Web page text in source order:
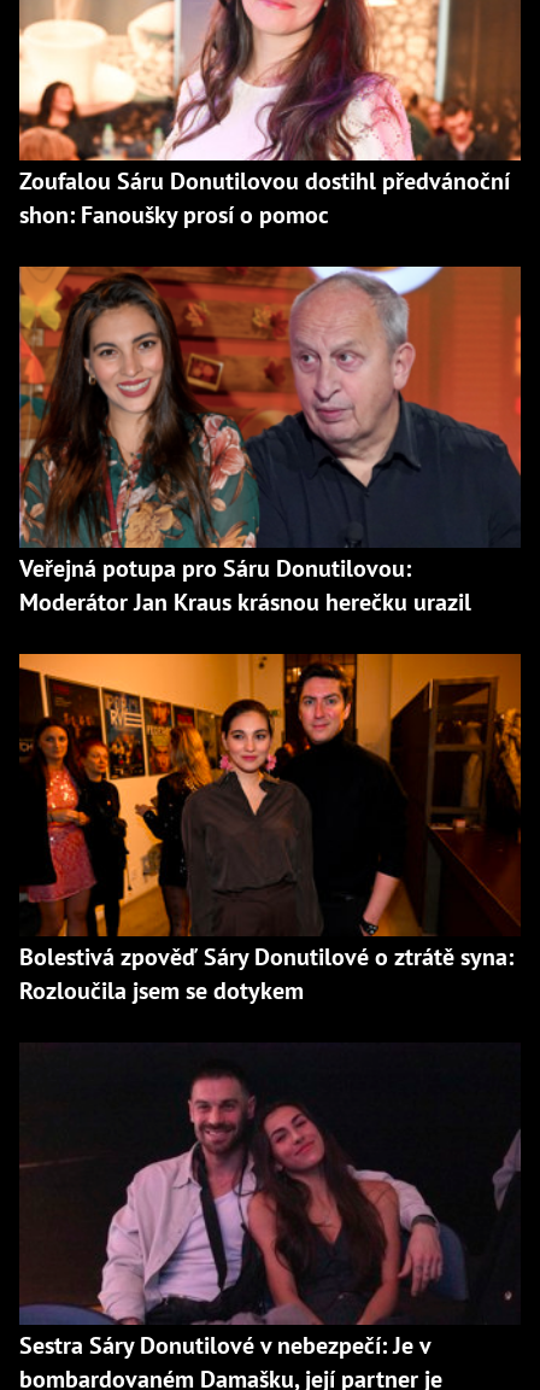
Zoufalou Sáru Donutilovou dostihl předvánoční
shon: Fanoušky prosí o pomoc
Veřejná potupa pro Sáru Donutilovou:
Moderátor Jan Kraus krásnou herečku urazil
Bolestivá zpověď Sáry Donutilové o ztrátě syna:
Rozloučila jsem se dotykem
Sestra Sáry Donutilové v nebezpečí: Je v
bombardovaném Damašku, její partner je